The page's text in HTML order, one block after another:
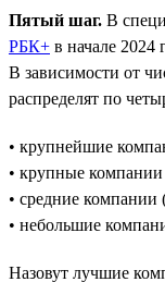
Пятый шаг. В
РБК+ в начале 2024
В зависимости от
распределят по
• крупнейшие
• крупные компании
• средние компании
• небольшие
Назовут лучшие